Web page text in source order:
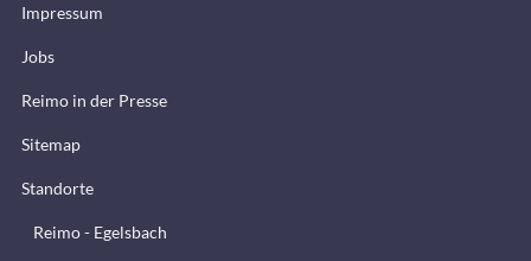
Impressum
Jobs
Reimo in der Presse
Sitemap
Standorte
Reimo - Egelsbach